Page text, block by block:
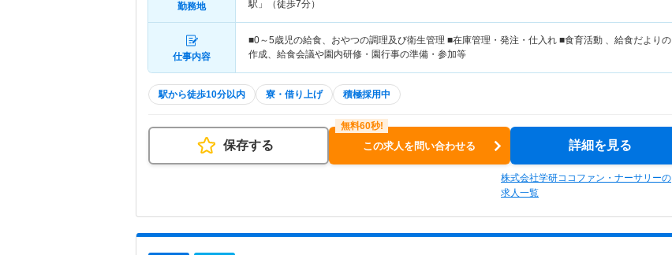
勤務地
駅」（徒歩7分）
仕事内容
■0～5歳児の給食、おやつの調理及び衛生管理 ■在庫管理・発注・仕入れ ■食育活動 、給食だよりの
作成、給食会議や園内研修・園行事の準備・参加等
駅から徒歩10分以内 寮・借り上げ 積極採用中
保存する この求人を問い合わせる 詳細を見る
株式会社学研ココファン・ナーサリーの
求人一覧